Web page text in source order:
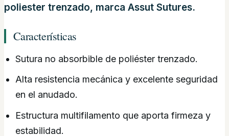
poliester trenzado, marca Assut Sutures.
Características
Sutura no absorbible de poliéster trenzado.
Alta resistencia mecánica y excelente seguridad
en el anudado.
Estructura multifilamento que aporta firmeza y
estabilidad.